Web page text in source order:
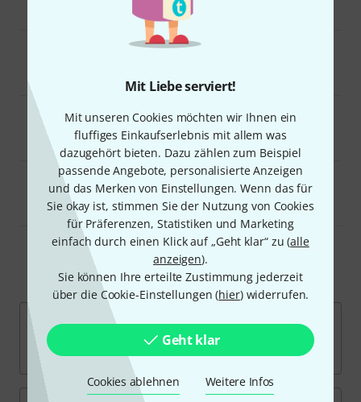
Mit Liebe serviert!
Mit unseren Cookies möchten wir Ihnen ein
fluffiges Einkaufserlebnis mit allem was
dazugehört bieten. Dazu zählen zum Beispiel
passende Angebote, personalisierte Anzeigen
und das Merken von Einstellungen. Wenn das für
Sie okay ist, stimmen Sie der Nutzung von Cookies
für Präferenzen, Statistiken und Marketing
einfach durch einen Klick auf „Geht klar“ zu (alle
anzeigen).
Sie können Ihre erteilte Zustimmung jederzeit
über die Cookie-Einstellungen (hier) widerrufen.
Geht klar
Cookies ablehnen Weitere Infos
GuitarLab: Wunschgitarre finden
Stompenberg FX: Effekte live testen
Beliebte Marken